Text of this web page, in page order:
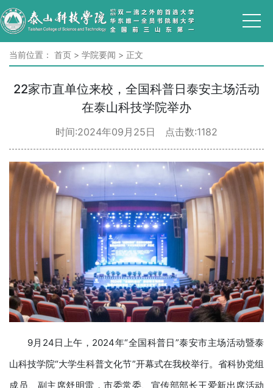
当前位置： 首页 > 学院要闻 > 正文
22家市直单位来校，全国科普日泰安主场活动
在泰山科技学院举办
时间:2024年09月25日 点击数:1182
9月24日上午，2024年“全国科普日”泰安市主场活动暨泰
山科技学院“大学生科普文化节”开幕式在我校举行。省科协党组
成员、副主席舒明雷，市委常委、宣传部部长王爱新出席活动